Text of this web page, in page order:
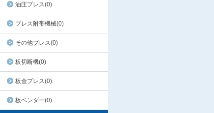
油圧プレス(0)
プレス附帯機械(0)
その他プレス(0)
板切断機(0)
板金プレス(0)
板ベンダー(0)